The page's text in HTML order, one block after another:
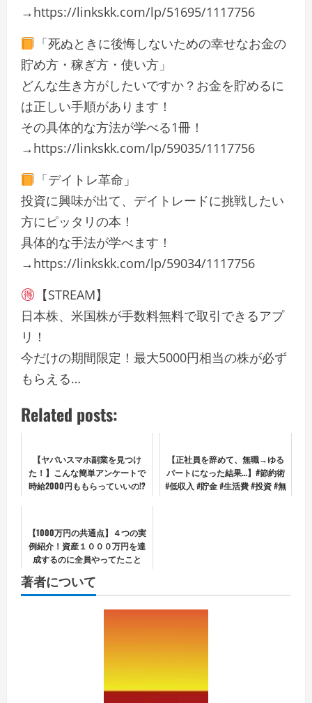
→https://linkskk.com/lp/51695/1117756
「死ぬときに後悔しないための幸せなお金の
貯め方・稼ぎ方・使い方」
どんな生き方がしたいですか？お金を貯めるに
は正しい手順があります！
その具体的な方法が学べる1冊！
→https://linkskk.com/lp/59035/1117756
「デイトレ革命」
投資に興味が出て、デイトレードに挑戦したい
方にピッタリの本！
具体的な手法が学べます！
→https://linkskk.com/lp/59034/1117756
【STREAM】
日本株、米国株が手数料無料で取引できるアプ
リ！
今だけの期間限定！最大5000円相当の株が必ず
もらえる…
Related posts:
【ヤバいスマホ副業を見つけ
た！】こんな簡単アンケートで
時給2000円ももらっていいの!?
【正社員を辞めて、無職→ゆる
パートになった結果…】#節約術
#低収入 #貯金 #生活費 #投資 #無
【1000万円の共通点】４つの実
例紹介！資産１０００万円を達
成するのに全員やってたこと
著者について